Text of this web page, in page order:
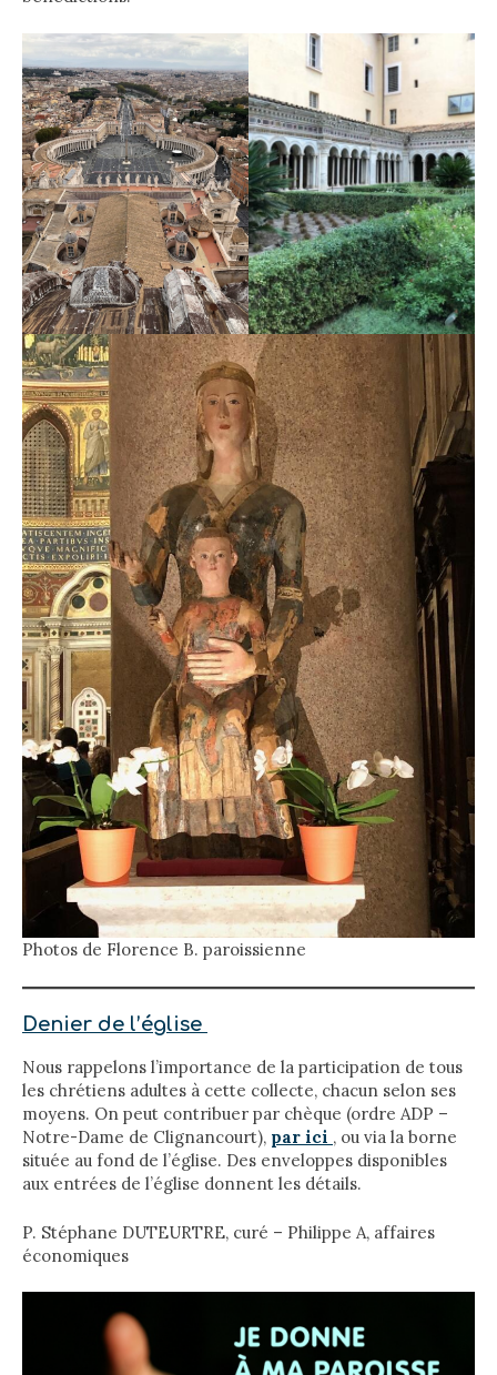
Photos de Florence B. paroissienne
Denier de l’église
Nous rappelons l’importance de la participation de tous
les chrétiens adultes à cette collecte, chacun selon ses
moyens. On peut contribuer par chèque (ordre ADP –
Notre-Dame de Clignancourt), par ici , ou via la borne
située au fond de l’église. Des enveloppes disponibles
aux entrées de l’église donnent les détails.
P. Stéphane DUTEURTRE, curé – Philippe A, affaires
économiques